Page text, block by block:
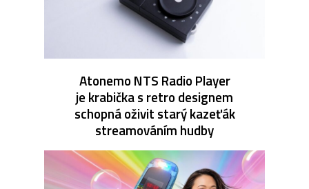
Atonemo NTS Radio Player
je krabička s retro designem
schopná oživit starý kazeťák
streamováním hudby